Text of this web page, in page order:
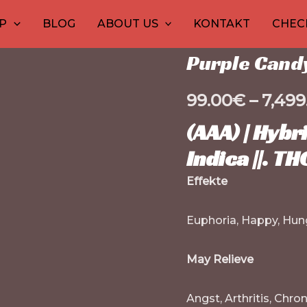
BLOG ABOUT US KONTAKT
Purple
99.00€ –
(AAA) |
Indica ||.
Effekte
Euphoria, Happy,
May Relieve
Angst, Arthritis,
Candy
House
Shatter
Produkt
Produkte